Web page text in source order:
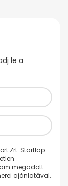
le a
Zrt. Startlap
megadott
ajánlatával.